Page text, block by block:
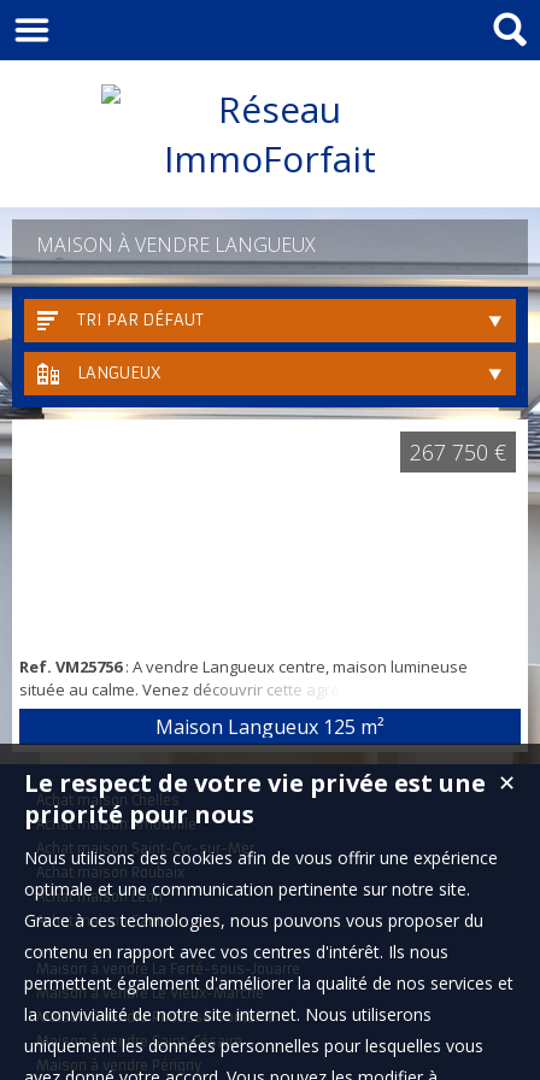
MAISON À VENDRE LANGUEUX
TRI PAR DÉFAUT
LANGUEUX
Ref. VM25756: A vendre Langueux centre, maison lumineuse
située au calme. Venez découvrir cette agréable maison non
mitoyenne et sans vis-à-vis. La pièce de vie traversante située à
l’étage est baignée de lumière. Avec sa cuisine équipée ouverte sur
le salon séjour et son petit balcon vous profiterez également de
son poêle à granules. Ce niveau est complété par deux chambres
disposant chacune de placa...
Maison Langueux 125 m²
267 750 €
Achat maison Chelles
Achat maison Arnouville
Achat maison Saint-Cyr-sur-Mer
Achat maison Roubaix
Achat maison Léon
Achat maison Santec
Maison à vendre La Ferté-sous-Jouarre
Maison à vendre Le Vieux-Marché
Maison à vendre Rouessé-Fontaine
Maison à vendre Saint-Césaire
Maison à vendre Périgny
✕
Le respect de votre vie privée est une
priorité pour nous
Nous utilisons des cookies afin de vous offrir une expérience
optimale et une communication pertinente sur notre site.
Grace à ces technologies, nous pouvons vous proposer du
contenu en rapport avec vos centres d'intérêt. Ils nous
permettent également d'améliorer la qualité de nos services et
la convivialité de notre site internet. Nous utiliserons
uniquement les données personnelles pour lesquelles vous